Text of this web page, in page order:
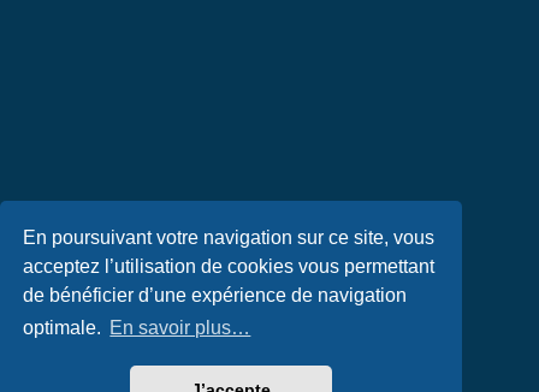
En poursuivant votre navigation sur ce site, vous
acceptez l’utilisation de cookies vous permettant
de bénéficier d’une expérience de navigation
optimale. En savoir plus…